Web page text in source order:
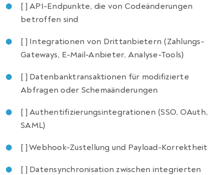
[ ] API-Endpunkte, die von Codeänderungen
betroffen sind
[ ] Integrationen von Drittanbietern (Zahlungs-
Gateways, E-Mail-Anbieter, Analyse-Tools)
[ ] Datenbanktransaktionen für modifizierte
Abfragen oder Schemaänderungen
[ ] Authentifizierungsintegrationen (SSO, OAuth,
SAML)
[ ] Webhook-Zustellung und Payload-Korrektheit
[ ] Datensynchronisation zwischen integrierten